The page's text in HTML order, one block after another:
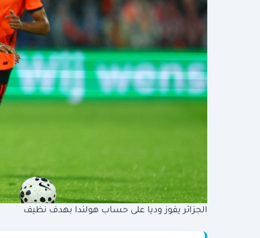
الجزائر يفوز وديا على حساب هولندا بهدف نظيف